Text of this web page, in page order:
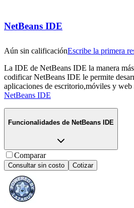
NetBeans IDE
Aún sin calificaciónEscribe la primera
La IDE de NetBeans IDE la manera
codificar NetBeans IDE le permite
aplicaciones de escritorio,móviles y web
NetBeans IDE
Funcionalidades de NetBeans IDE
Comparar
Consultar sin costo Cotizar